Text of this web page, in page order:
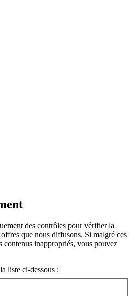
des contrôles pour vérifier la
que nous diffusons. Si malgré ces
contenus inappropriés, vous pouvez
liste ci-dessous :